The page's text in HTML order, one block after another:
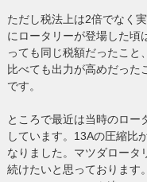
ただし税法上は2倍でなく
にロータリーが登場した頃
っても同じ税額だったこと
比べても出力が高めだった
です。
ところで最近は当時のロー
しています。13Aの圧縮比
なりました。マツダロータ
続けたいと思っております